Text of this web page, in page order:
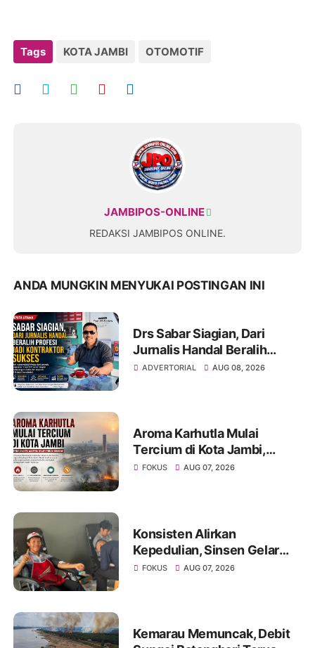
Tags KOTA JAMBI OTOMOTIF
JAMBIPOS-ONLINE
REDAKSI JAMBIPOS ONLINE.
ANDA MUNGKIN MENYUKAI POSTINGAN INI
Drs Sabar Siagian, Dari
Jurnalis Handal Beralih
Profesi Jadi Kontraktor
ADVERTORIAL AUG 08, 2026
Aroma Karhutla Mulai
Tercium di Kota Jambi,
Warga Diminta Waspada
FOKUS AUG 07, 2026
Konsisten Alirkan
Kepedulian, Sinsen Gelar
Donor Darah ke-23 dalam
FOKUS AUG 07, 2026
Kemarau Memuncak, Debit